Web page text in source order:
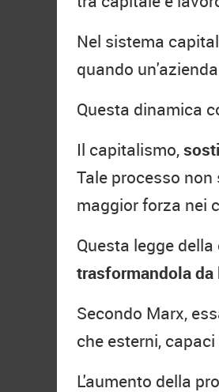
Nel sistema
quando
Questa dinamica
Il capitalismo,
Tale processo
maggior forza nei
Questa legge
trasformandola
Secondo Marx,
che esterni,
L'aumento della